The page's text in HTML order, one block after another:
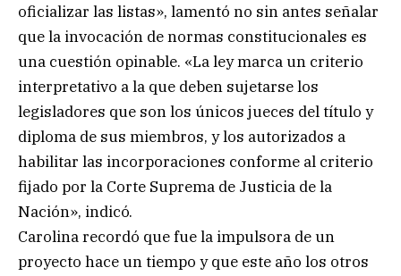
oficializar las listas», lamentó no sin antes señalar
que la invocación de normas constitucionales es
una cuestión opinable. «La ley marca un criterio
interpretativo a la que deben sujetarse los
legisladores que son los únicos jueces del título y
diploma de sus miembros, y los autorizados a
habilitar las incorporaciones conforme al criterio
fijado por la Corte Suprema de Justicia de la
Nación», indicó.
Carolina recordó que fue la impulsora de un
proyecto hace un tiempo y que este año los otros